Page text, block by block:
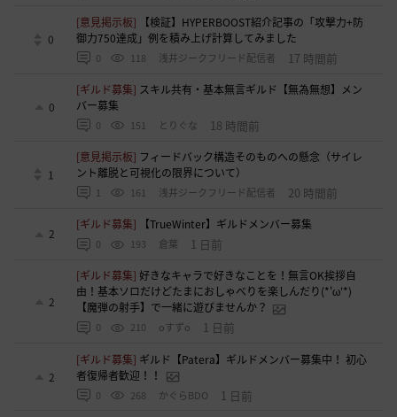
0
[意見掲示板]
【検証】HYPERBOOST紹介記事の「攻撃力+防
御力750達成」例を積み上げ計算してみました
0 118 浅井ジークフリード配信者 17 時間前
0
[ギルド募集] スキル共有・基本無言ギルド【無為無想】メン
バー募集
0 151 とりぐな 18 時間前
1
[意見掲示板] フィードバック構造そのものへの懸念（サイレ
ント離脱と可視化の限界について）
1 161 浅井ジークフリード配信者 20 時間前
2
[ギルド募集] 【TrueWinter】ギルドメンバー募集
0 193 倉葉 1 日前
2
[ギルド募集]好きなキャラで好きなことを！無言OK挨拶自
由！基本ソロだけどたまにおしゃべりを楽しんだり(*'ω'*)
【魔弾の射手】で一緒に遊びませんか？
0 210 oすずo 1 日前
2
[ギルド募集] ギルド【Patera】ギルドメンバー募集中！ 初心
者復帰者歓迎！！
0 268 かぐらBDO 1 日前